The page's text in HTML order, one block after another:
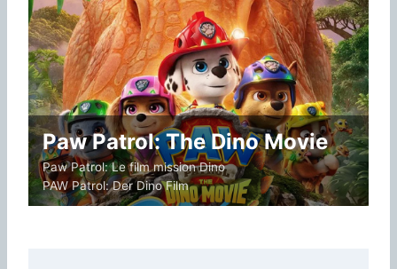
Paw Patrol: The Dino Movie
Paw Patrol: Le film mission Dino
PAW Patrol: Der Dino Film